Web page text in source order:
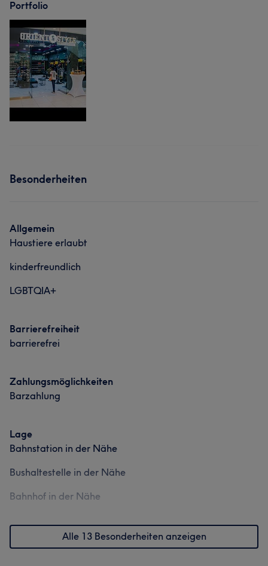
Portfolio
Besonderheiten
Allgemein
Haustiere erlaubt
kinderfreundlich
LGBTQIA+
Barrierefreiheit
barrierefrei
Zahlungsmöglichkeiten
Barzahlung
Lage
Bahnstation in der Nähe
Bushaltestelle in der Nähe
Bahnhof in der Nähe
Alle 13 Besonderheiten anzeigen